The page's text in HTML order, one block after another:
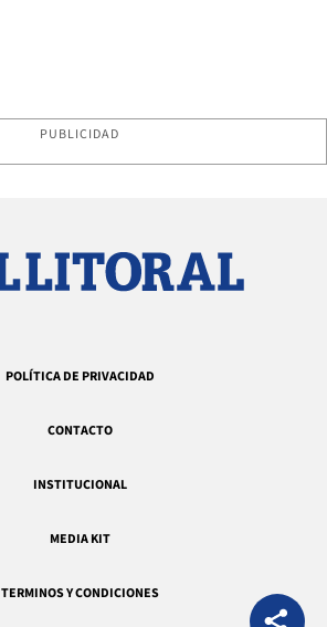
PUBLICIDAD
POLÍTICA DE PRIVACIDAD
CONTACTO
INSTITUCIONAL
MEDIA KIT
TERMINOS Y CONDICIONES